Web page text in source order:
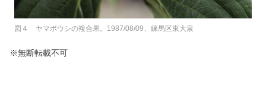
図４ ヤマボウシの複合果。1987/08/09、練馬区東大泉
※無断転載不可